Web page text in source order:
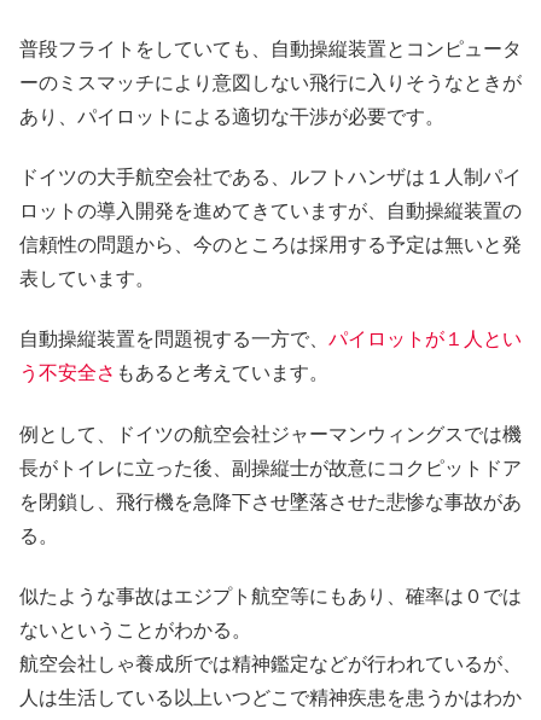
普段フライトをしていても、自動操縦装置とコンピュータ
ーのミスマッチにより意図しない飛行に入りそうなときが
あり、パイロットによる適切な干渉が必要です。
ドイツの大手航空会社である、ルフトハンザは１人制パイ
ロットの導入開発を進めてきていますが、自動操縦装置の
信頼性の問題から、今のところは採用する予定は無いと発
表しています。
自動操縦装置を問題視する一方で、 パイロットが１人とい
う不安全さ もあると考えています。
例として、ドイツの航空会社ジャーマンウィングスでは機
長がトイレに立った後、副操縦士が故意にコクピットドア
を閉鎖し、飛行機を急降下させ墜落させた悲惨な事故があ
る。
似たような事故はエジプト航空等にもあり、確率は０では
ないということがわかる。
航空会社しゃ養成所では精神鑑定などが行われているが、
人は生活している以上いつどこで精神疾患を患うかはわか